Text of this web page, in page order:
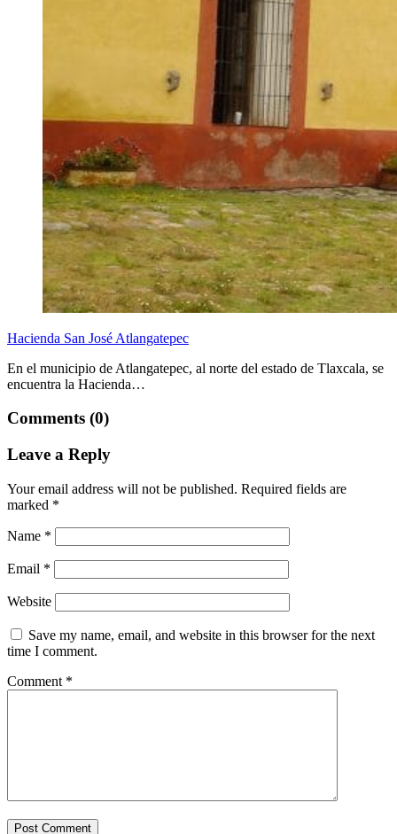
Hacienda San José Atlangatepec
En el municipio de Atlangatepec, al norte del estado de Tlaxcala, se
encuentra la Hacienda…
Comments (0)
Leave a Reply
Your email address will not be published. Required fields are
marked *
Name *
Email *
Website
Save my name, email, and website in this browser for the next
time I comment.
Comment *